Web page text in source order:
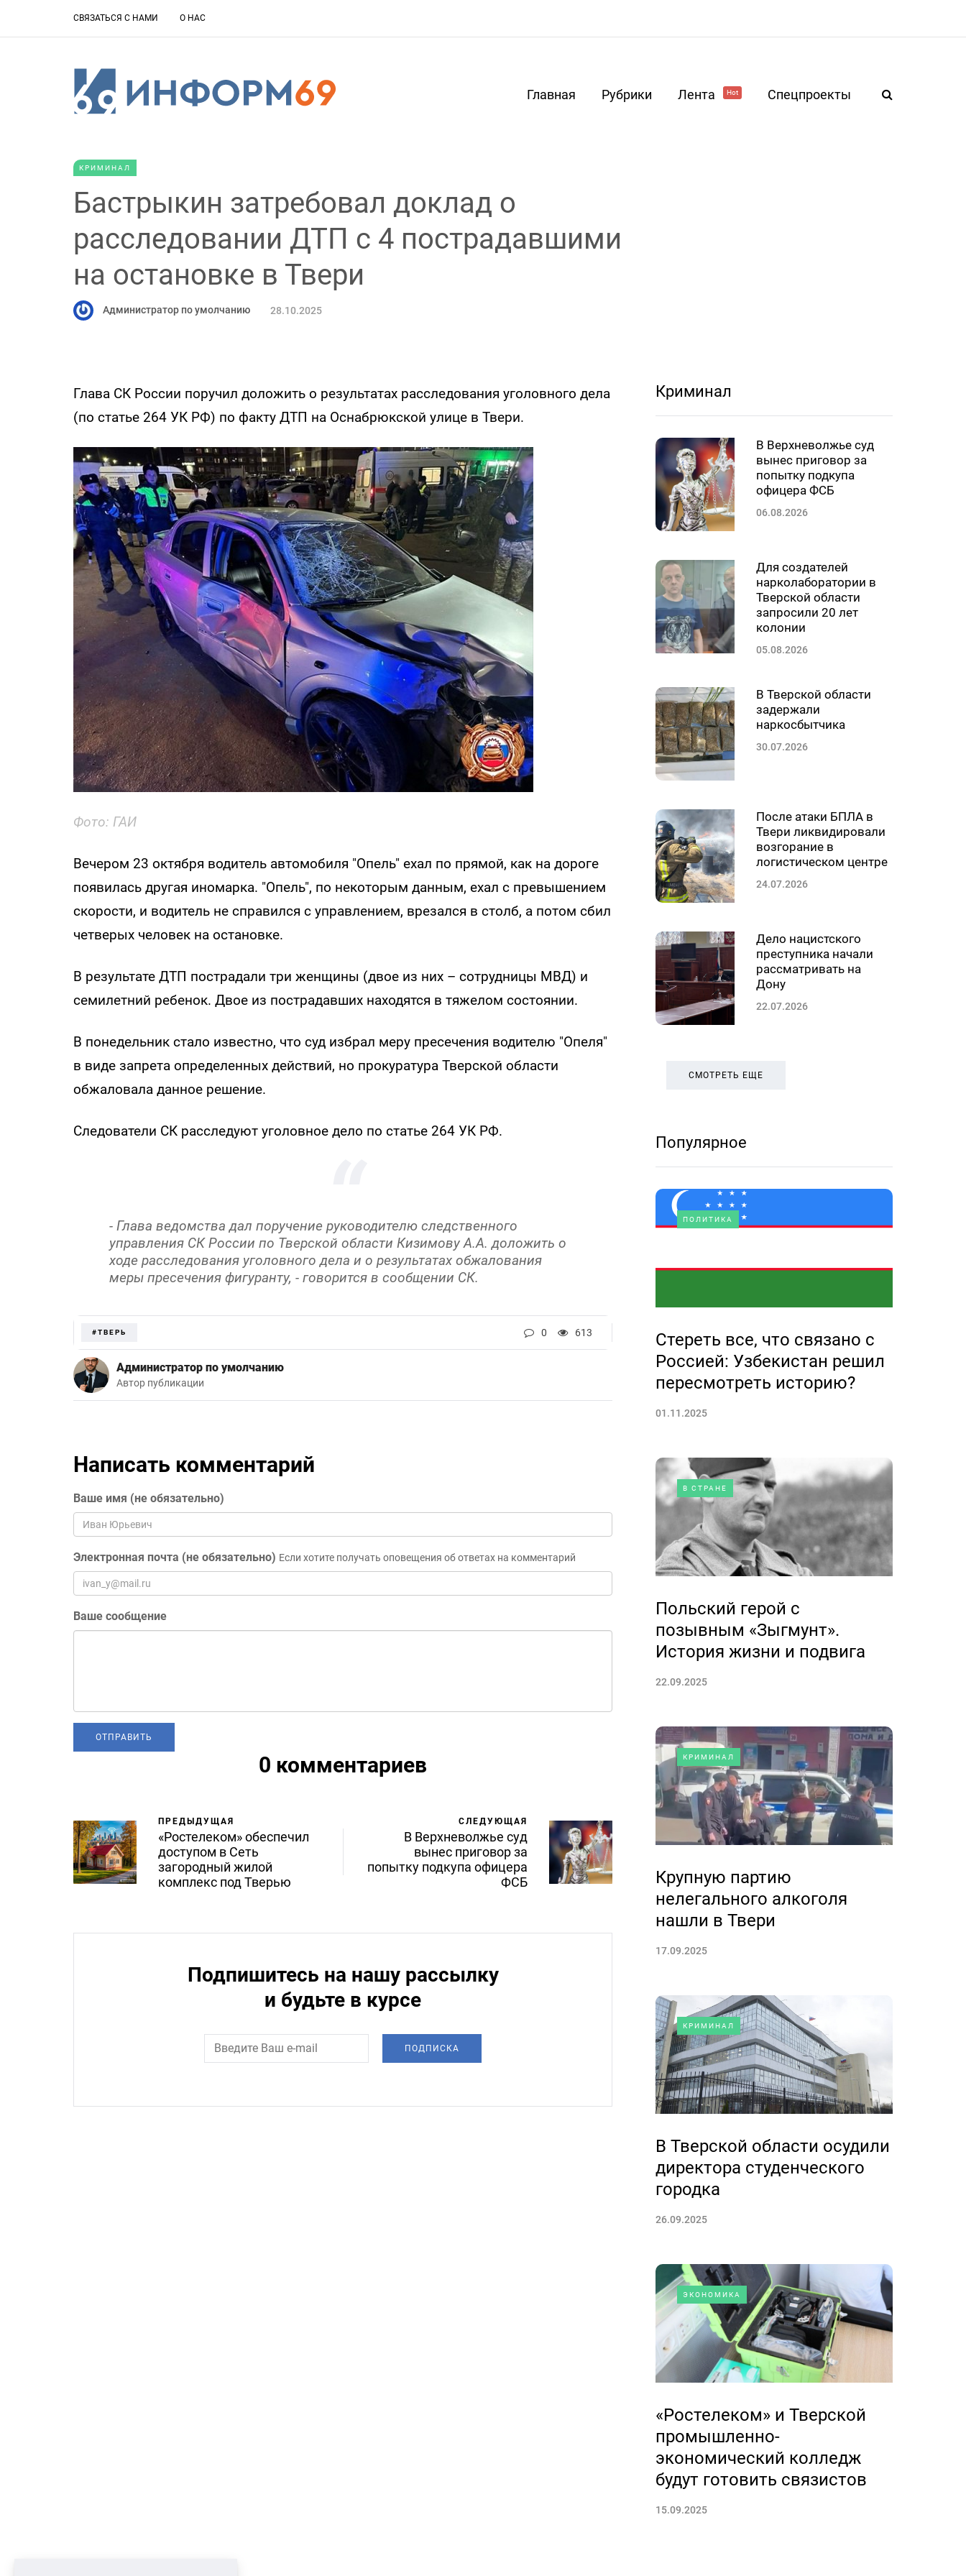
СВЯЗАТЬСЯ С НАМИ О НАС
Главная Рубрики Лента Hot Спецпроекты
КРИМИНАЛ
Бастрыкин затребовал доклад о
расследовании ДТП с 4 пострадавшими
на остановке в Твери
Администратор по умолчанию 28.10.2025
Глава СК России поручил доложить о результатах расследования уголовного дела
(по статье 264 УК РФ) по факту ДТП на Оснабрюкской улице в Твери.
Фото: ГАИ
Вечером 23 октября водитель автомобиля "Опель" ехал по прямой, как на дороге
появилась другая иномарка. "Опель", по некоторым данным, ехал с превышением
скорости, и водитель не справился с управлением, врезался в столб, а потом сбил
четверых человек на остановке.
В результате ДТП пострадали три женщины (двое из них – сотрудницы МВД) и
семилетний ребенок. Двое из пострадавших находятся в тяжелом состоянии.
В понедельник стало известно, что суд избрал меру пресечения водителю "Опеля"
в виде запрета определенных действий, но прокуратура Тверской области
обжаловала данное решение.
Следователи СК расследуют уголовное дело по статье 264 УК РФ.
- Глава ведомства дал поручение руководителю следственного
управления СК России по Тверской области Кизимову А.А. доложить о
ходе расследования уголовного дела и о результатах обжалования
меры пресечения фигуранту, - говорится в сообщении СК.
#ТВЕРЬ 0 613
Администратор по умолчанию
Автор публикации
Написать комментарий
Ваше имя (не обязательно)
Электронная почта (не обязательно) Если хотите получать оповещения об ответах на комментарий
Ваше сообщение
0 комментариев
ПРЕДЫДУЩАЯ
«Ростелеком» обеспечил
доступом в Сеть
загородный жилой
комплекс под Тверью
СЛЕДУЮЩАЯ
В Верхневолжье суд
вынес приговор за
попытку подкупа офицера
ФСБ
Подпишитесь на нашу рассылку
и будьте в курсе
ПОДПИСКА
Криминал
В Верхневолжье суд
вынес приговор за
попытку подкупа
офицера ФСБ
06.08.2026
Для создателей
нарколаборатории в
Тверской области
запросили 20 лет
колонии
05.08.2026
В Тверской области
задержали
наркосбытчика
30.07.2026
После атаки БПЛА в
Твери ликвидировали
возгорание в
логистическом центре
24.07.2026
Дело нацистского
преступника начали
рассматривать на
Дону
22.07.2026
СМОТРЕТЬ ЕЩЕ
Популярное
ПОЛИТИКА
Стереть все, что связано с
Россией: Узбекистан решил
пересмотреть историю?
01.11.2025
В СТРАНЕ
Польский герой с
позывным «Зыгмунт».
История жизни и подвига
22.09.2025
КРИМИНАЛ
Крупную партию
нелегального алкоголя
нашли в Твери
17.09.2025
КРИМИНАЛ
В Тверской области осудили
директора студенческого
городка
26.09.2025
ЭКОНОМИКА
«Ростелеком» и Тверской
промышленно-
экономический колледж
будут готовить связистов
15.09.2025